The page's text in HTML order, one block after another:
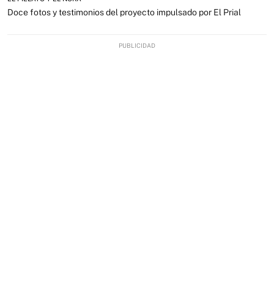
Doce fotos y testimonios del proyecto impulsado por El Prial